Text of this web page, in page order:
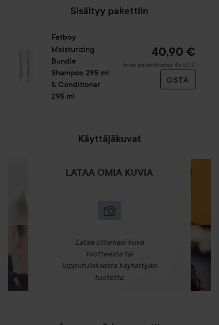
Sisältyy pakettiin
Fatboy
Moisturizing
Bundle
Shampoo 295 ml
& Conditioner
295 ml
40,90 €
Ilman pakettihintaa: 45,80 €
OSTA
Käyttäjäkuvat
LATAA OMIA KUVIA
Lataa ottamasi kuva
tuotteesta tai
lopputuloksesta käytettyäsi
tuotetta.